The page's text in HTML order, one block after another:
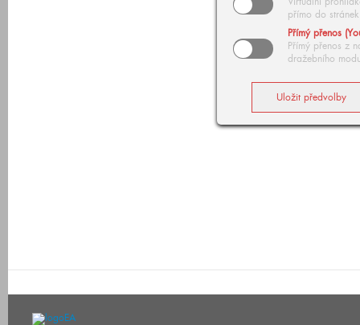
přímo do stránek
Přímý přenos
Přímý přenos z
dražebního